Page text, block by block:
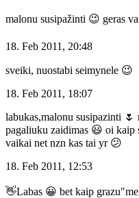
malonu susipažinti 😉 geras
18. Feb 2011, 20:48
sveiki, nuostabi seimynele 😉
18. Feb 2011, 18:07
labukas,malonu susipazinti
pagaliuku zaidimas 😃 oi
vaikai net nzn kas tai yr 😕
18. Feb 2011, 12:53
👋Labas 😀 bet kaip